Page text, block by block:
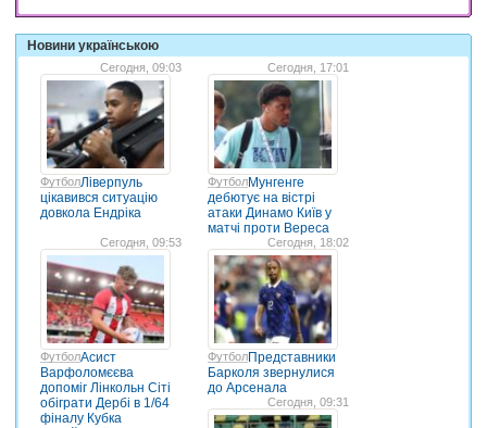
Новини українською
Сегодня, 09:03
ФутболЛіверпуль
цікавився ситуацію
довкола Ендріка
Сегодня, 17:01
ФутболМунгенге
дебютує на вістрі
атаки Динамо Київ у
матчі проти Вереса
Сегодня, 09:53
ФутболАсист
Варфоломєєва
допоміг Лінкольн Сіті
обіграти Дербі в 1/64
фіналу Кубка
Сегодня, 18:02
ФутболПредставники
Барколя звернулися
до Арсенала
Сегодня, 09:31